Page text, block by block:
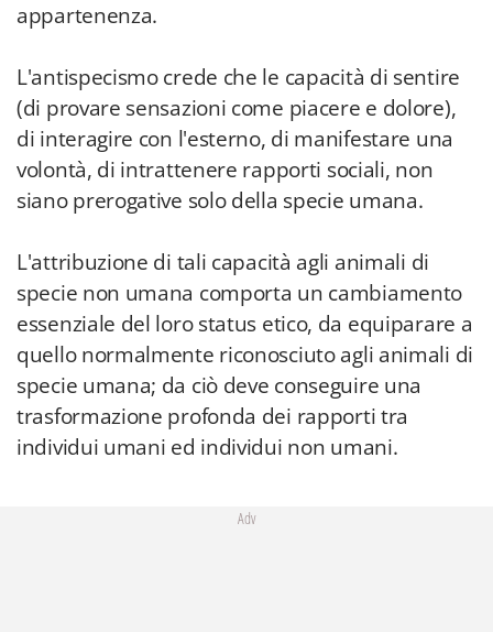
appartenenza.
L'antispecismo crede che le capacità di sentire
(di provare sensazioni come piacere e dolore),
di interagire con l'esterno, di manifestare una
volontà, di intrattenere rapporti sociali, non
siano prerogative solo della specie umana.
L'attribuzione di tali capacità agli animali di
specie non umana comporta un cambiamento
essenziale del loro status etico, da equiparare a
quello normalmente riconosciuto agli animali di
specie umana; da ciò deve conseguire una
trasformazione profonda dei rapporti tra
individui umani ed individui non umani.
Adv